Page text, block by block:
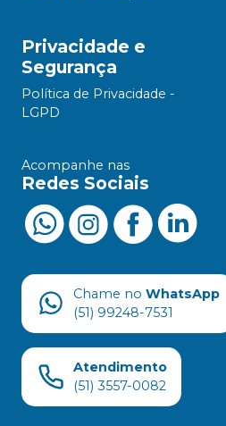
Privacidade e
Segurança
Política de Privacidade -
LGPD
Acompanhe nas
Redes Sociais
Chame no WhatsApp
(51) 99248-7531
Atendimento
(51) 3557-0082